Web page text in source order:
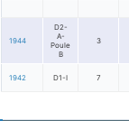
1944
D2-
A-
Poule
B
3
1942 D1-I 7